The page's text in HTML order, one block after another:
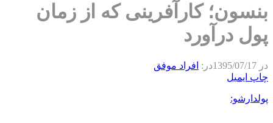
بنسون؛ کارآفرینی که از زمان
پول درآورد
در 1395/07/17در: افراد موفق
چاپ ایمیل
پولدارشو: